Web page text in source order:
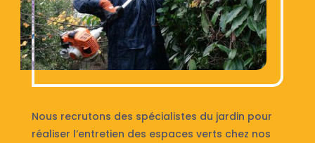
Nous recrutons des spécialistes du jardin pour
réaliser l’entretien des espaces verts chez nos